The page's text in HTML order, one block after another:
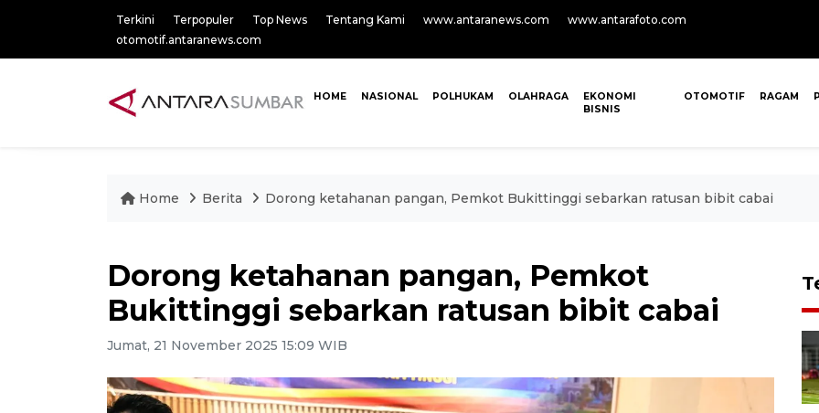
Terkini Terpopuler Top News Tentang Kami www.antaranews.com
www.antarafoto.com
otomotif.antaranews.com
HOME NASIONAL POLHUKAM OLAHRAGA
EKONOMI
BISNIS
OTOMOTIF RAGAM
Home Berita Dorong ketahanan pangan, Pemkot Bukittinggi sebarkan ratusan bibit cabai
Dorong ketahanan pangan, Pemkot
Bukittinggi sebarkan ratusan bibit cabai
Jumat, 21 November 2025 15:09 WIB